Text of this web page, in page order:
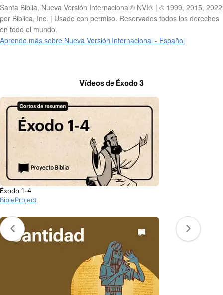
Santa Biblia, Nueva Versión Internacional® NVI® | © 1999, 2015, 2022
por Biblica, Inc. | Usado con permiso. Reservados todos los derechos
en todo el mundo.
Aprende más sobre Nueva Versión Internacional - Español
Vídeos de Éxodo 3
Éxodo 1-4
BibleProject